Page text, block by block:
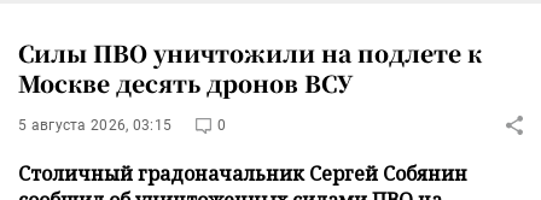
Силы ПВО уничтожили на подлете к
Москве десять дронов ВСУ
5 августа 2026, 03:15 0
Столичный градоначальник Сергей Собянин